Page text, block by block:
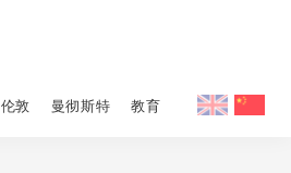
伦敦 曼彻斯特 教育